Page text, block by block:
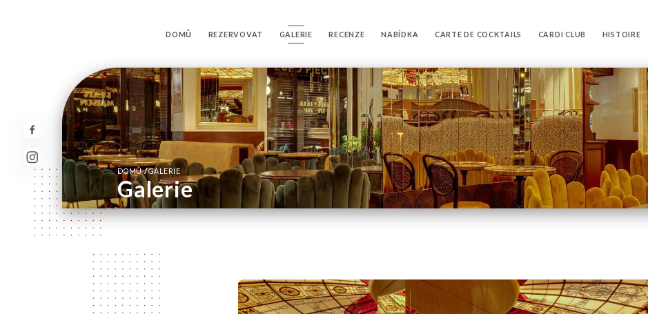
DOMŮ REZERVOVAT GALERIE RECENZE NABÍDKA CARTE DE COCKTAILS CARDI CLUB HISTOIRE
DOMŮ/GALERIE
Galerie